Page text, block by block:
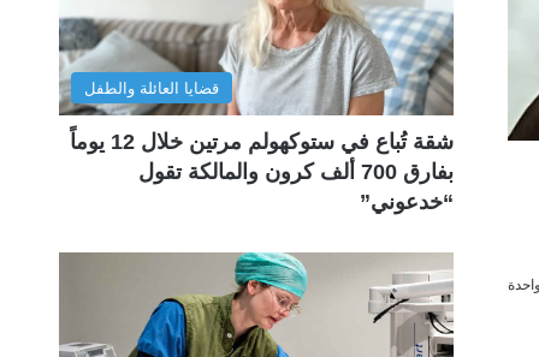
قضايا العائلة والطفل
شقة تُباع في ستوكهولم مرتين خلال 12 يوماً
بفارق 700 ألف كرون والمالكة تقول
“خدعوني”